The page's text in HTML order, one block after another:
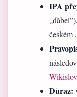
IPA
českém
Důraz: